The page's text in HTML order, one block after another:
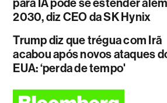
para IA pode se estender
2030, diz CEO da SK Hynix
Trump diz que trégua com Irã
acabou após novos ataques
EUA: ‘perda de tempo'